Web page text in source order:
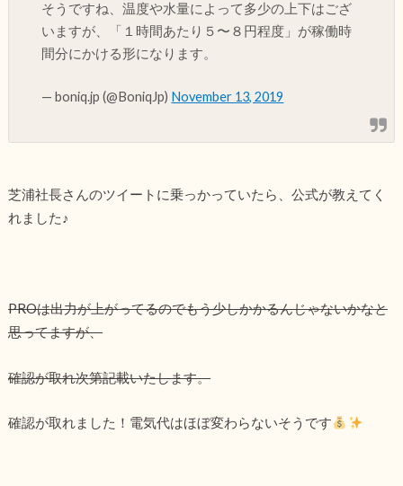
そうですね、温度や水量によって多少の上下はござ
いますが、「１時間あたり５〜８円程度」が稼働時
間分にかける形になります。
— boniq.jp (@BoniqJp) November 13, 2019
芝浦社長さんのツイートに乗っかっていたら、公式が教えてく
れました♪
PROは出力が上がってるのでもう少しかかるんじゃないかなと
思ってますが、
確認が取れ次第記載いたします。
確認が取れました！電気代はほぼ変わらないそうです